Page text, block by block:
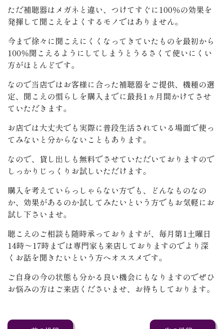
ただ補聴器はメガネと違い、つけてすぐに100％の効果を
発揮して聞こえをよくするモノではありません。
今まで徐々に聞こえにくくなってきていたものを最初から
100％聞こえるようにしてしまうとうるさくて使いにくい
方がほとんどです。
なので当店ではお客様に合った補聴器をご提供、機種の選
定、聞こえの慣らしを購入までに最長1ヵ月間かけてさせ
ていただきます。
お店では大丈夫でも実際に普段生活されている場面で使っ
てみないと分からないこともあります。
なので、貸し出しも無料でさせていただいておりますので
しっかりじっくりお試しいただけます。
購入を考えていらっしゃらない方でも、どんなものなの
か、効果があるのか試してみたいという方でもお気軽にお
試し下さいませ。
聴こえのご相談も随時承っておりますが、毎月第1土曜日
14時～17時までは専門家も来店しておりますのでより深
くお話を聞きたいという方へオススメです。
ご自身の今の状態も分かる良い機会にもなりますのでぜひ
お悩みの方はご来店くださいませ、お待ちしております。